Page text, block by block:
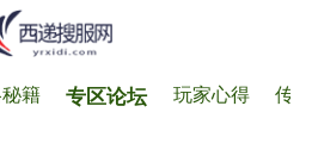
籍 专区论坛 玩家心得 传